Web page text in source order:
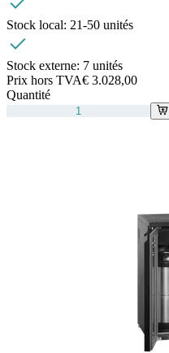
Stock local: 21-50 unités
Stock externe: 7 unités
Prix hors TVA€ 3.028,00
Quantité